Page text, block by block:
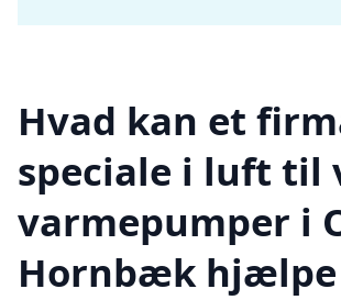
Hvad kan et
speciale i luft til
varmepumper i
Hornbæk hjælpe